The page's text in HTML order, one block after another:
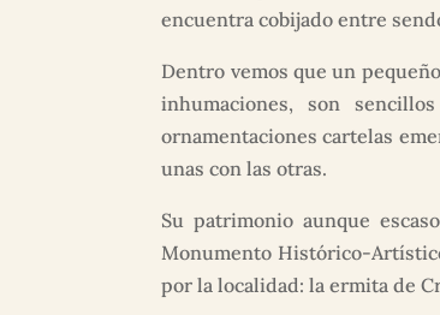
encuentra cobijado entre
Dentro vemos que un
inhumaciones, son
ornamentaciones cartelas
unas con las otras.
Su patrimonio aunque
Monumento Histórico-
por la localidad: la ermita de